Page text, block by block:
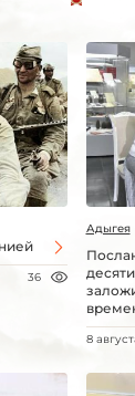
36
Адыгея
8